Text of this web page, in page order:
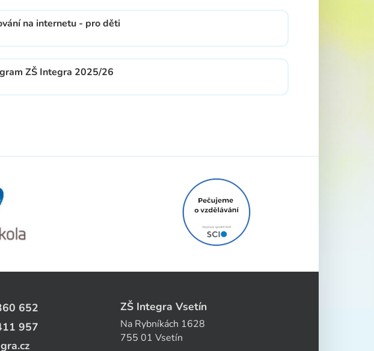
na internetu - pro děti
ZŠ Integra 2025/26
652
957
ZŠ Integra Vsetín
Na Rybníkách 1628
755 01 Vsetín